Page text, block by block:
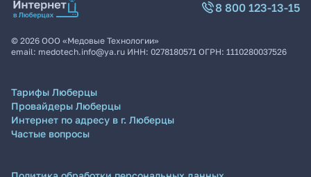
8 800 123-13-15
© 2026 ООО «Медовые Технологии»
email: medotech.info@ya.ru ИНН: 0278180571 ОГРН: 1110280037526
Тарифы Люберцы
Провайдеры Люберцы
Интернет по адресу в г. Люберцы
Частые вопросы